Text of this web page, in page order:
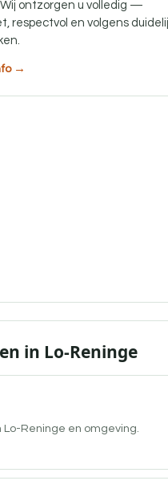
ontzorgen u volledig —
respectvol en volgens
→
in Lo-Reninge
Lo-Reninge en omgeving.